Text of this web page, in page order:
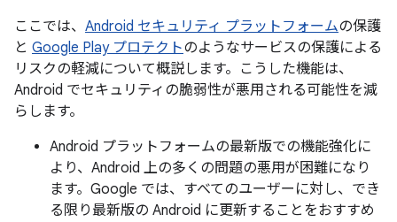
ここでは、 Android セキュリティ プラットフォームの保護
と Google Play プロテクトのようなサービスの保護による
リスクの軽減について概説します。こうした機能は、
Android でセキュリティの脆弱性が悪用される可能性を減
らします。
Android プラットフォームの最新版での機能強化に
より、Android 上の多くの問題の悪用が困難になり
ます。Google では、すべてのユーザーに対し、でき
る限り最新版の Android に更新することをおすすめ